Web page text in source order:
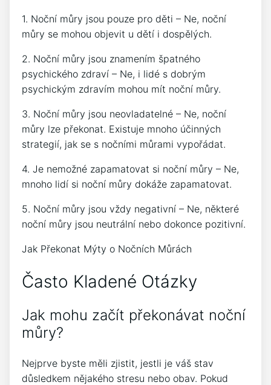
1. Noční můry jsou pouze pro děti – Ne, noční
můry se mohou objevit u dětí i dospělých.
2. Noční můry jsou znamením špatného
psychického zdraví – Ne, i lidé s dobrým
psychickým zdravím mohou mít noční můry.
3. Noční můry jsou neovladatelné – Ne, noční
můry lze překonat. Existuje mnoho účinných
strategií, jak se s nočními můrami vypořádat.
4. Je nemožné zapamatovat si noční můry – Ne,
mnoho lidí si noční můry dokáže zapamatovat.
5. Noční můry jsou vždy negativní – Ne, některé
noční můry jsou neutrální nebo dokonce pozitivní.
Jak Překonat Mýty o Nočních Můrách
Často Kladené Otázky
Jak mohu začít překonávat noční
můry?
Nejprve byste měli zjistit, jestli je váš stav
důsledkem nějakého stresu nebo obav. Pokud